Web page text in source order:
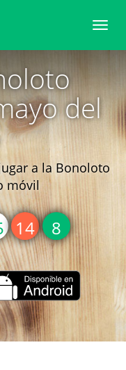
del
a la Bonoloto
móvil
14 8